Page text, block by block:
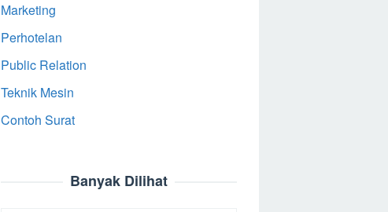
Marketing
Perhotelan
Public Relation
Teknik Mesin
Contoh Surat
Banyak Dilihat